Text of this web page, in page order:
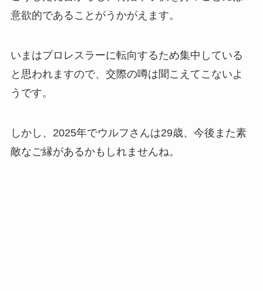
意欲的であることがうかがえます。
いまはプロレスラーに転向するため集中している
と思われますので、交際の噂は聞こえてこないよ
うです。
しかし、2025年でウルフさんは29歳、今後また素
敵なご縁があるかもしれませんね。